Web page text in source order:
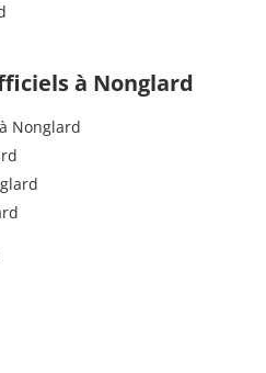
à Nonglard
Nonglard